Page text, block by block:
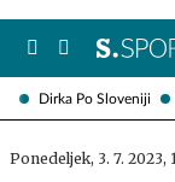
Dirka Po Sloveniji
Ponedeljek, 3. 7. 2023,